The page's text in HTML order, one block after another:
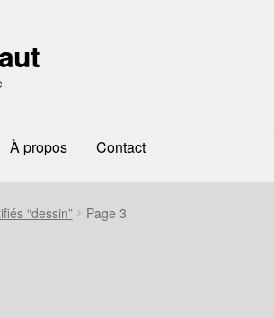
À propos Contact
“dessin” Page 3